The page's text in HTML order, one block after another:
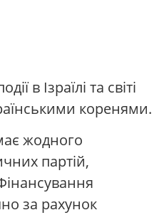
в Ізраїлі та світі
коренями.
жодного
партій,
за рахунок